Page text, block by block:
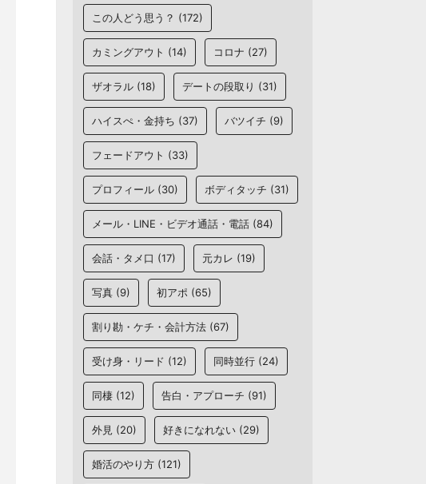
この人どう思う？ (172)
カミングアウト (14) コロナ (27)
ザオラル (18) デートの段取り (31)
ハイスぺ・金持ち (37) バツイチ (9)
フェードアウト (33)
プロフィール (30) ボディタッチ (31)
メール・LINE・ビデオ通話・電話 (84)
会話・タメ口 (17) 元カレ (19)
写真 (9) 初アポ (65)
割り勘・ケチ・会計方法 (67)
受け身・リード (12) 同時並行 (24)
同棲 (12) 告白・アプローチ (91)
外見 (20) 好きになれない (29)
婚活のやり方 (121)